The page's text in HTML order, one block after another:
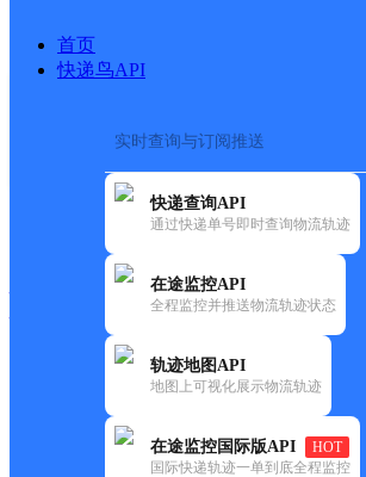
首页
快递鸟API
实时查询与订阅推送
快递查询API
通过快递单号即时查询物流轨迹
在途监控API
全程监控并推送物流轨迹状态
轨迹地图API
地图上可视化展示物流轨迹
在途监控国际版API
HOT
国际快递轨迹一单到底全程监控
快运大全
圆通
荣成市